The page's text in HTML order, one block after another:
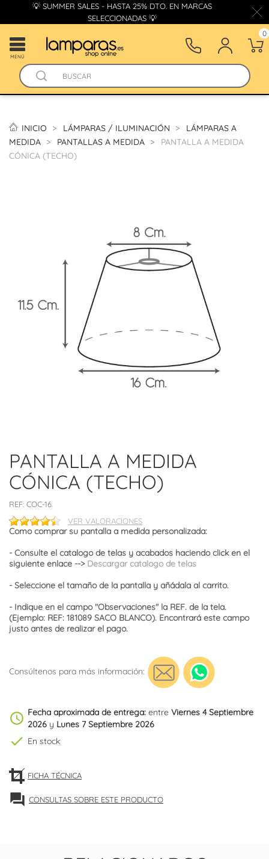
💡 SUMMER SALES - HASTA 25% DTO. EN MARCAS
SELECCIONADAS 💡
MENÚ
0
INICIO LÁMPARAS / ILUMINACIÓN
LÁMPARAS A
MEDIDA
PANTALLAS A MEDIDA
PANTALLA A MEDIDA
CÓNICA (TECHO)
PANTALLA A MEDIDA
CÓNICA (TECHO)
REF: COC-16
VER VALORACIONES
Como comprar su pantalla a medida personalizada:
- Consulte el catalogo de telas y acabados haciendo click en el
siguiente enlace --> Descargar catalogo de telas
- Seleccione el tamaño de la pantalla y añádala al carrito.
- Indique en el campo "Observaciones" la REF. de la tela.
(Ejemplo: REF: 181089 SACO BLANCO). Encontrará este campo
justo antes de realizar el pago.
Consúltenos para más información:
schedule Fecha aproximada de entrega: entre Viernes 4 Septiembre
2026 y Lunes 7 Septiembre 2026
check En stock
FICHA TÉCNICA
forum CONSULTAS SOBRE ESTE PRODUCTO